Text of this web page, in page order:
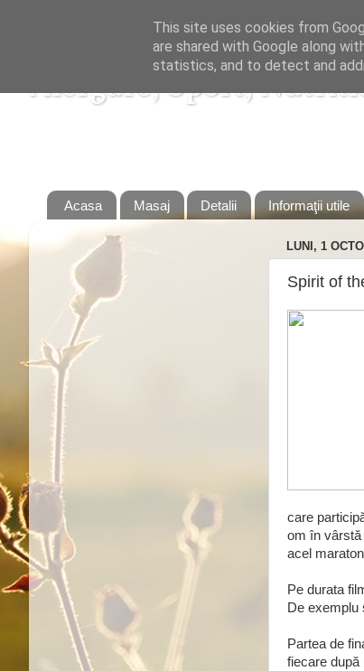
Alergare, Sport,
Acasa Masaj Detalii Informaţii utile
LUNI, 1
Spirit of
care
om în vârstă
acel
Pe durata
De exemplu
Partea de
fiecare după
This site uses cookies from
are shared with Google along
statistics, and to detect and